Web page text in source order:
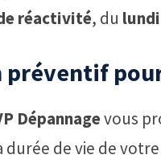
réactivité, du
Dépannagevous
de vie de